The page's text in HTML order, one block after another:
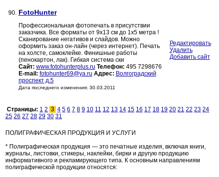
90. FotoHunter
Профессиональная фотопечать в присутствии
заказчика. Все форматы от 9х13 см до 1х5 метра !
Сканирование негативов и слайдов. Можно
оформить заказ он-лайн (через интернет). Печать
на холсте, самоклейке. Финишные работы
(пенокартон, лак). Гибкая система ски
Сайт: www.fotohunterplus.ru Телефон: 495 7298676
E-mail: fotohunter69@ya.ru Адрес: Волгоградский
проспект д.5
Дата последнего изменения: 30.03.2011
Редактировать
Удалить
Добавить сайт
Страницы: 1 2 3 4 5 6 7 8 9 10 11 12 13 14 15 16 17 18 19 20 21 22 23 24
25 26 27 28 29 30 31
ПОЛИГРАФИЧЕСКАЯ ПРОДУКЦИЯ И УСЛУГИ
* Полиграфическая продукция — это печатные изделия, включая книги,
журналы, листовки, стикеры, наклейки, бирки и другую продукцию
информативного и рекламирующего типа. К основным направлениям
полиграфической продукции относятся: